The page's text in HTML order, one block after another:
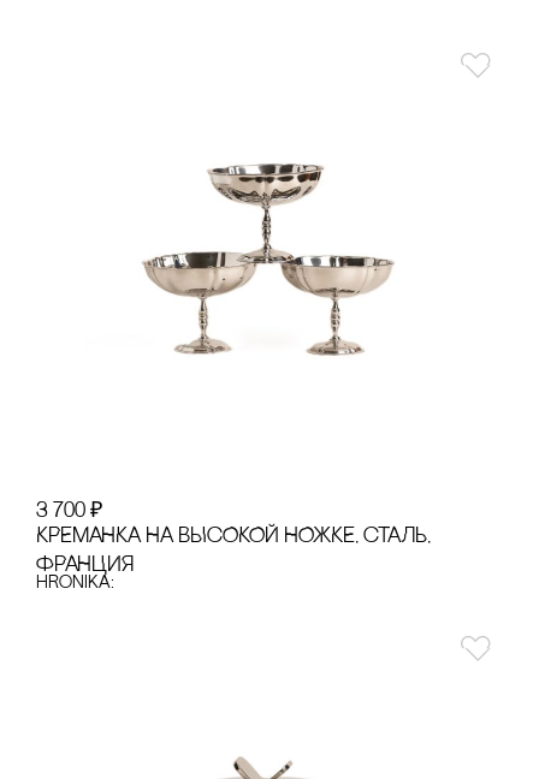
3 700 ₽
КРЕМАНКА НА ВЫсОКОЙ НОЖКЕ, сТАЛЬ,
ФРАНЦИЯ
hronika: